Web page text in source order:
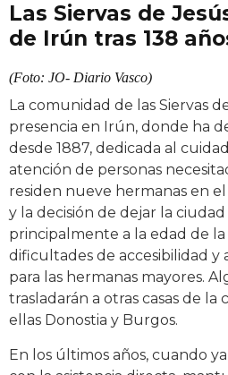
Las Siervas de
de Irún tras 138
(Foto: JO- Diario Vasco)
La comunidad de las Siervas
presencia en Irún, donde ha
desde 1887, dedicada al
atención de personas
residen nueve hermanas en
y la decisión de dejar la
principalmente a la edad de
dificultades de accesibilidad y
para las hermanas mayores.
trasladarán a otras casas de
ellas Donostia y Burgos.
En los últimos años, cuando